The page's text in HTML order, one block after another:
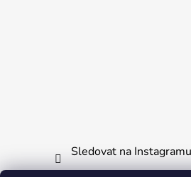
Sledovat na Instagramu